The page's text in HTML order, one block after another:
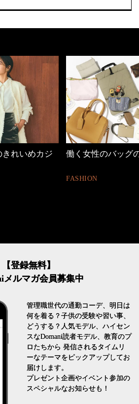
ッグの中身
心地よくいられる
【登録無料】
メルマガ会員募集中
管理職世代の通勤コーデ、明日は
何を着る？子供の受験や習い事、
どうする？人気モデル、ハイセン
スなDomani読者モデル、教育のプ
ロたちから 発信されるタイムリ
ーなテーマをピックアップしてお
届けします。
プレゼント企画やイベント参加の
スペシャルなお知らせも！